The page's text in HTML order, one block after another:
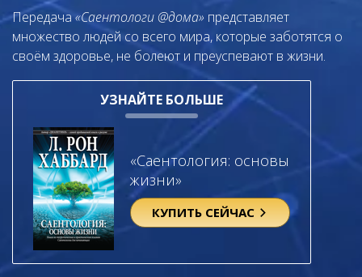
Передача «Саентологи @дома» представляет
множество людей со всего мира, которые заботятся о
своём здоровье, не болеют и преуспевают в жизни.
УЗНАЙТЕ БОЛЬШЕ
«Саентология: основы
жизни»
КУПИТЬ СЕЙЧАС